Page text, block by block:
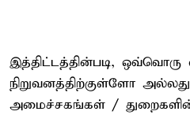
இத்திட்டத்தின்படி,
நிறுவனத்திற்குள்ளோ
அமைச்சகங்கள் /